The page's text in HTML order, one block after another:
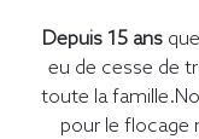
Depuis 15 ans
eu de cesse de
toute la
pour le flocage